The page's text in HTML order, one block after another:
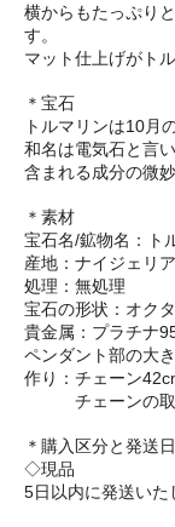
横からもたっぷり
す。
マット仕上げがト
＊宝石
トルマリンは10月
和名は電気石と言
含まれる成分の微
＊素材
宝石名/鉱物名：ト
産地：ナイジェリア
処理：無処理
宝石の形状：オク
貴金属：プラチナ
ペンダント部の大
作り：チェーン
チェーンの取
＊購入区分と発送日
◇現品
5日以内に発送いた